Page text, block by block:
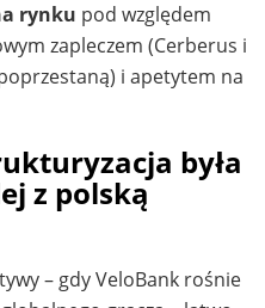
rynku pod względem
zapleczem (Cerberus i
i apetytem na
była
z polską
– gdy VeloBank rośnie